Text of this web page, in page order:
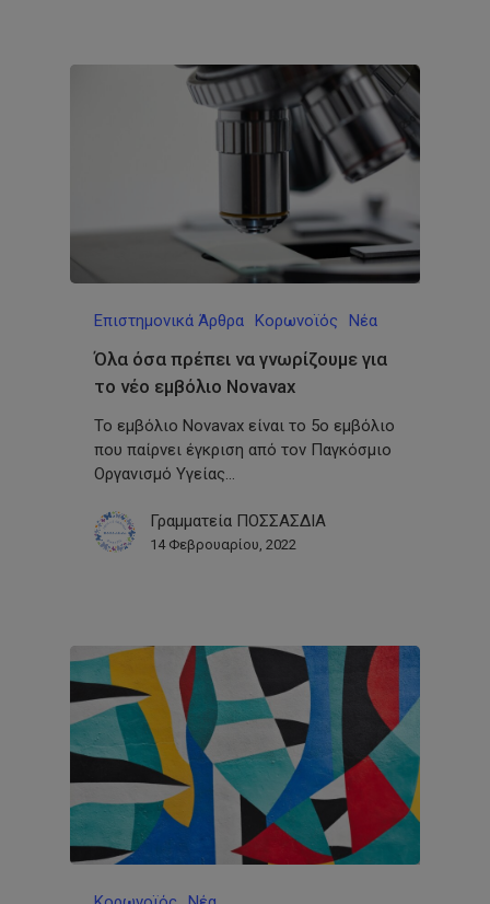
Επιστημονικά Άρθρα Κορωνοϊός Νέα
Όλα όσα πρέπει να γνωρίζουμε για
το νέο εμβόλιο Novavax
Το εμβόλιο Novavax είναι το 5ο εμβόλιο
που παίρνει έγκριση από τον Παγκόσμιο
Οργανισμό Υγείας…
Γραμματεία ΠΟΣΣΑΣΔΙΑ
14 Φεβρουαρίου, 2022